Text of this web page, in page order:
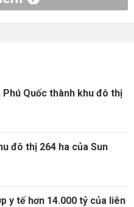
Quốc thành khu đô thị
đô thị 264 ha của Sun
y tế hơn 14.000 tỷ của liên